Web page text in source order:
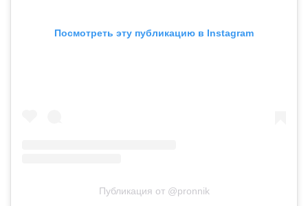
Посмотреть эту публикацию в Instagram
Публикация от @pronnik